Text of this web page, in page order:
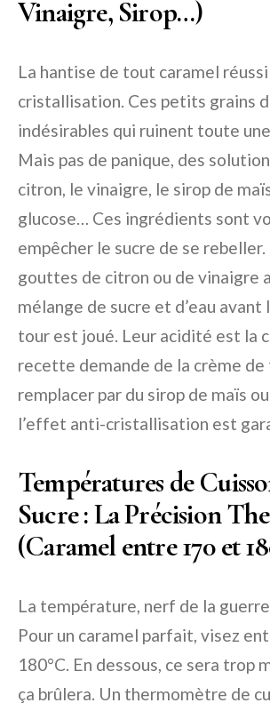
Vinaigre, Sirop…)
La hantise de tout caramel réussi
cristallisation. Ces petits grains
indésirables qui ruinent toute
Mais pas de panique, des
citron, le vinaigre, le sirop de
glucose… Ces ingrédients sont
empêcher le sucre de se
gouttes de citron ou de vinaigre
mélange de sucre et d’eau avant
tour est joué. Leur acidité est la
recette demande de la crème
remplacer par du sirop de maïs
l’effet anti-cristallisation est
Températures de
Sucre : La Précision
(Caramel entre 170 et
La température, nerf de la
Pour un caramel parfait, visez
180°C. En dessous, ce sera trop
ça brûlera. Un thermomètre de